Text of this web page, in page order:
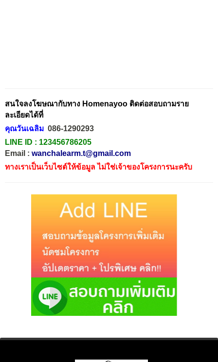
สนใจลงโฆษณากับทาง Homenayoo ติดต่อสอบถามราย
ละเอียดได้ที่
คุณวันเฉลิม 086-1290293
LINE ID : 123456786205
Email : wanchalearm.t@gmail.com
ทางเราเป็นเว็บไซต์ให้ข้อมูล ไม่ใช่เจ้าของโครงการนะครับ